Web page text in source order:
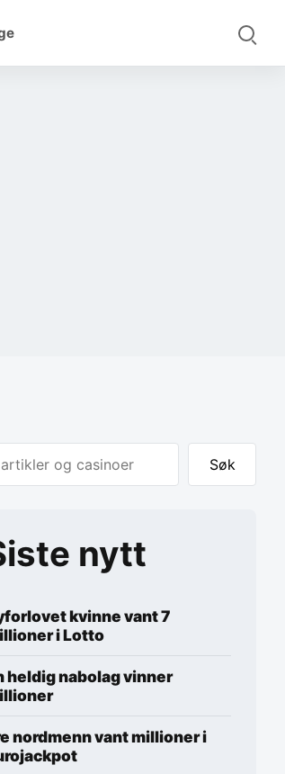
Søk
nytt
kvinne vant 7
i Lotto
heldig nabolag vinner
nordmenn vant millioner i